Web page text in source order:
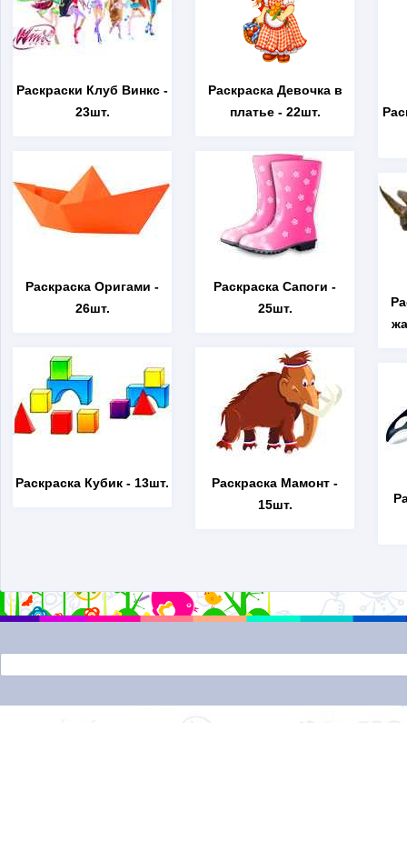
Раскраски Клуб Винкс -
23шт.
Раскраска Оригами -
26шт.
Раскраска Кубик - 13шт.
Раскраска Девочка в
платье- 22шт.
Раскраска Сапоги -
25шт.
Раскраска Мамонт -
15шт.